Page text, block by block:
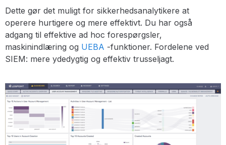
Dette gør det muligt for sikkerhedsanalytikere at
operere hurtigere og mere effektivt. Du har også
adgang til effektive ad hoc forespørgsler,
maskinindlæring og UEBA -funktioner. Fordelene ved
SIEM: mere ydedygtig og effektiv trusseljagt.